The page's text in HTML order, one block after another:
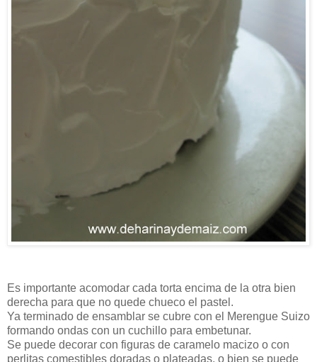
Es importante acomodar cada torta encima de la otra bien
derecha para que no quede chueco el pastel.
Ya terminado de ensamblar se cubre con el Merengue Suizo
formando ondas con un cuchillo para embetunar.
Se puede decorar con figuras de caramelo macizo o con
perlitas comestibles doradas o plateadas, o bien se puede